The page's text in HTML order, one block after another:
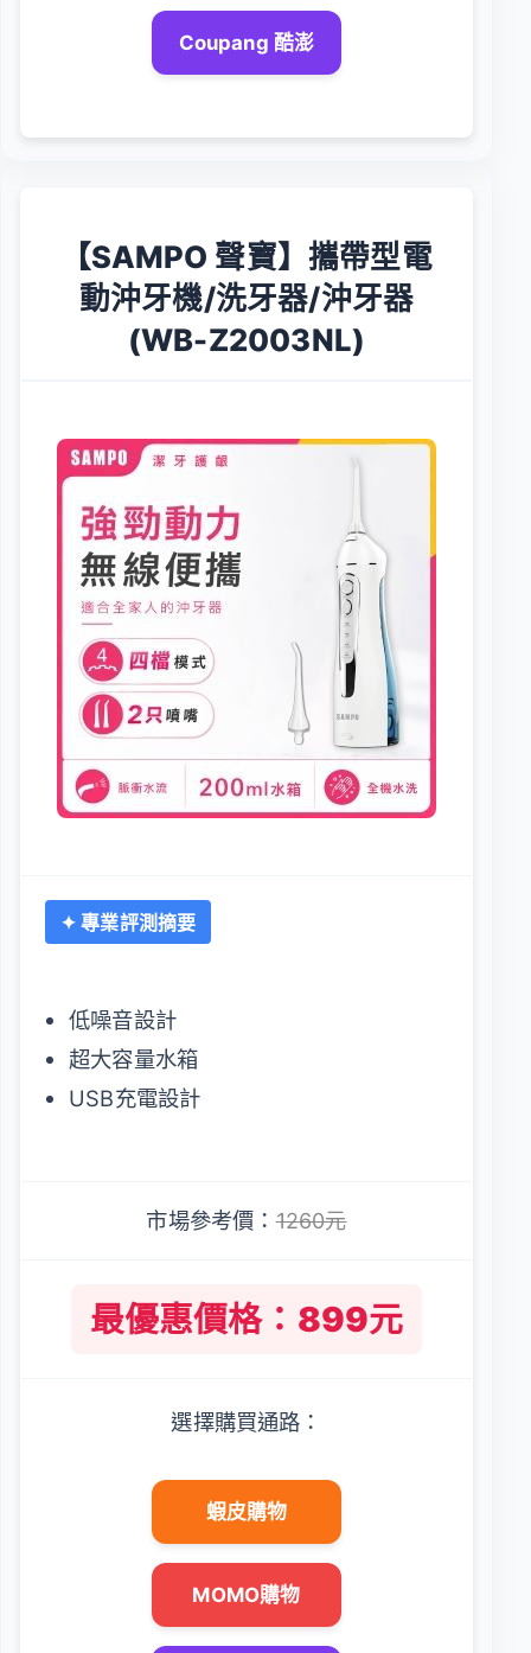
Coupang 酷澎
【SAMPO 聲寶】攜帶型電
動沖牙機/洗牙器/沖牙器
(WB-Z2003NL)
✦ 專業評測摘要
低噪音設計
超大容量水箱
USB充電設計
市場參考價：1260元
最優惠價格：899元
選擇購買通路：
蝦皮購物
MOMO購物